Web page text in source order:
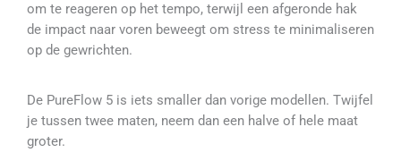
om te reageren op het tempo, terwijl een afgeronde hak
de impact naar voren beweegt om stress te minimaliseren
op de gewrichten.
De PureFlow 5 is iets smaller dan vorige modellen. Twijfel
je tussen twee maten, neem dan een halve of hele maat
groter.